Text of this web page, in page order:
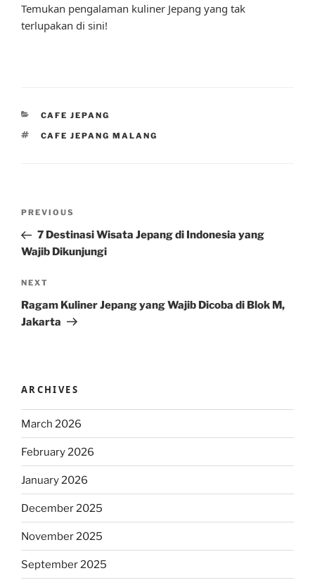
Temukan pengalaman kuliner Jepang yang tak
terlupakan di sini!
CATEGORIES
CAFE JEPANG
TAGS
CAFE JEPANG MALANG
Previous
Post
PREVIOUS
7 Destinasi Wisata Jepang di Indonesia yang
Wajib Dikunjungi
Next
Post
NEXT
Ragam Kuliner Jepang yang Wajib Dicoba di Blok M,
Jakarta
ARCHIVES
March 2026
February 2026
January 2026
December 2025
November 2025
September 2025